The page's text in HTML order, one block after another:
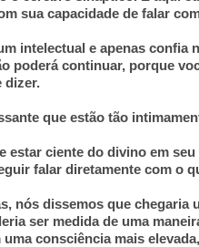
sua capacidade de falar
intelectual e apenas
poderá continuar, porque
dizer.
que estão tão
estar ciente do divino em
falar diretamente com o
nós dissemos que chegaria
ser medida de uma
uma consciência mais